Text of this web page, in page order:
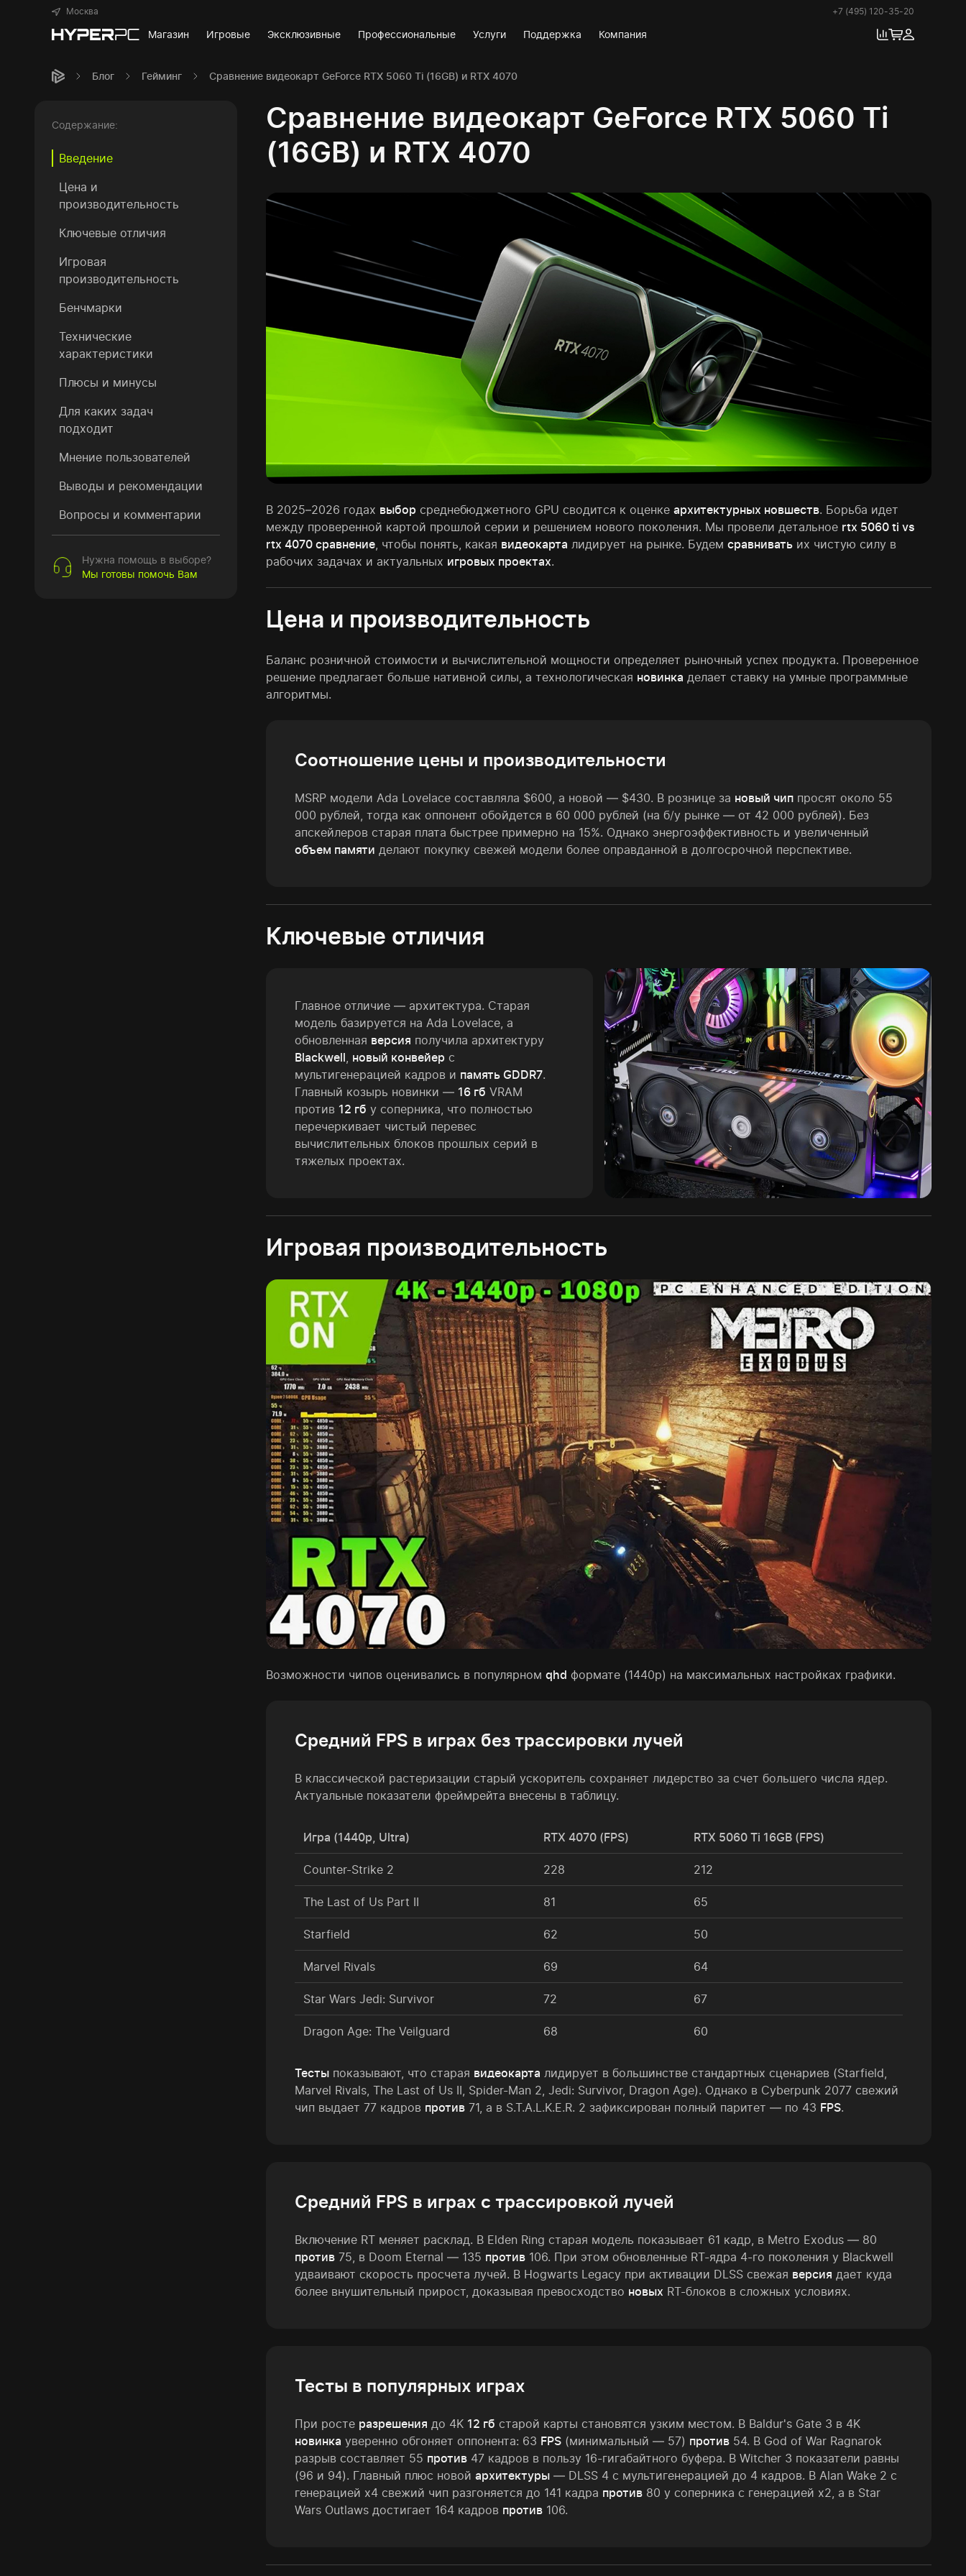
Москва +7 (495) 120-35-20
Магазин Игровые Эксклюзивные Профессиональные Услуги Поддержка Компания
Блог Гейминг Сравнение видеокарт GeForce RTX 5060 Ti (16GB) и RTX 4070
Содержание:
Введение
Цена и
производительность
Ключевые отличия
Игровая
производительность
Бенчмарки
Технические
характеристики
Плюсы и минусы
Для каких задач
подходит
Мнение пользователей
Выводы и рекомендации
Вопросы и комментарии
Нужна помощь в выборе?
Мы готовы помочь Вам
Сравнение видеокарт GeForce RTX 5060 Ti
(16GB) и RTX 4070
В 2025–2026 годах выбор среднебюджетного GPU сводится к оценке архитектурных новшеств. Борьба идет
между проверенной картой прошлой серии и решением нового поколения. Мы провели детальное rtx 5060 ti vs
rtx 4070 сравнение, чтобы понять, какая видеокарта лидирует на рынке. Будем сравнивать их чистую силу в
рабочих задачах и актуальных игровых проектах.
Цена и производительность
Баланс розничной стоимости и вычислительной мощности определяет рыночный успех продукта. Проверенное
решение предлагает больше нативной силы, а технологическая новинка делает ставку на умные программные
алгоритмы.
Соотношение цены и производительности
MSRP модели Ada Lovelace составляла $600, а новой — $430. В рознице за новый чип просят около 55
000 рублей, тогда как оппонент обойдется в 60 000 рублей (на б/у рынке — от 42 000 рублей). Без
апскейлеров старая плата быстрее примерно на 15%. Однако энергоэффективность и увеличенный
объем памяти делают покупку свежей модели более оправданной в долгосрочной перспективе.
Ключевые отличия
Главное отличие — архитектура. Старая
модель базируется на Ada Lovelace, а
обновленная версия получила архитектуру
Blackwell, новый конвейер с
мультигенерацией кадров и память GDDR7.
Главный козырь новинки — 16 гб VRAM
против 12 гб у соперника, что полностью
перечеркивает чистый перевес
вычислительных блоков прошлых серий в
тяжелых проектах.
Игровая производительность
Возможности чипов оценивались в популярном qhd формате (1440p) на максимальных настройках графики.
Средний FPS в играх без трассировки лучей
В классической растеризации старый ускоритель сохраняет лидерство за счет большего числа ядер.
Актуальные показатели фреймрейта внесены в таблицу.
Игра (1440p, Ultra) RTX 4070 (FPS) RTX 5060 Ti 16GB (FPS)
Counter-Strike 2 228 212
The Last of Us Part II 81 65
Starfield 62 50
Marvel Rivals 69 64
Star Wars Jedi: Survivor 72 67
Dragon Age: The Veilguard 68 60
Тесты показывают, что старая видеокарта лидирует в большинстве стандартных сценариев (Starfield,
Marvel Rivals, The Last of Us II, Spider-Man 2, Jedi: Survivor, Dragon Age). Однако в Cyberpunk 2077 свежий
чип выдает 77 кадров против 71, а в S.T.A.L.K.E.R. 2 зафиксирован полный паритет — по 43 FPS.
Средний FPS в играх с трассировкой лучей
Включение RT меняет расклад. В Elden Ring старая модель показывает 61 кадр, в Metro Exodus — 80
против 75, в Doom Eternal — 135 против 106. При этом обновленные RT-ядра 4-го поколения у Blackwell
удваивают скорость просчета лучей. В Hogwarts Legacy при активации DLSS свежая версия дает куда
более внушительный прирост, доказывая превосходство новых RT-блоков в сложных условиях.
Тесты в популярных играх
При росте разрешения до 4K 12 гб старой карты становятся узким местом. В Baldur's Gate 3 в 4K
новинка уверенно обгоняет оппонента: 63 FPS (минимальный — 57) против 54. В God of War Ragnarok
разрыв составляет 55 против 47 кадров в пользу 16-гигабайтного буфера. В Witcher 3 показатели равны
(96 и 94). Главный плюс новой архитектуры — DLSS 4 с мультигенерацией до 4 кадров. В Alan Wake 2 с
генерацией х4 свежий чип разгоняется до 141 кадра против 80 у соперника с генерацией х2, а в Star
Wars Outlaws достигает 164 кадров против 106.